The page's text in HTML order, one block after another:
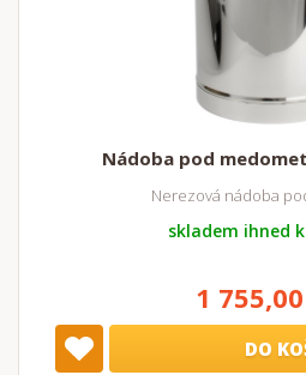
Nádoba pod
Nerezová nádoba
skladem ihned
1
DO